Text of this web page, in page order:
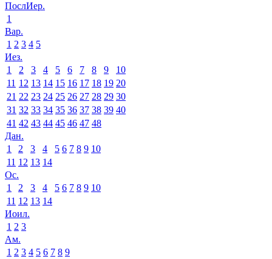
ПослИер.
1
Вар.
1 2 3 4 5
Иез.
1
2 3 4 5 6 7 8 9
10
11 12 13 14 15 16 17 18 19 20
21 22 23 24 25 26 27 28 29 30
31 32 33 34 35 36 37 38 39 40
41 42 43 44 45 46 47 48
Дан.
1
2 3 4 5 6 7 8 9 10
11 12 13 14
Ос.
1
2 3 4 5 6 7 8 9 10
11 12 13 14
Иоил.
1 2 3
Ам.
1 2 3 4 5 6 7 8 9